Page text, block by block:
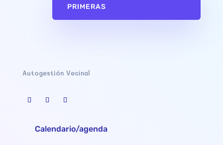
PRIMERAS
Autogestión Vecinal
Calendario/agenda